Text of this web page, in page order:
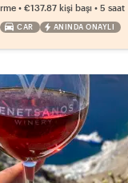
• €137.87 kişi başı• 5 saat
CAR ANINDA ONAYLI